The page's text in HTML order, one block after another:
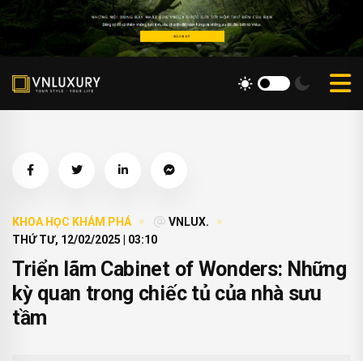
KHOA HỌC KHÁM PHÁ
VNLUX.
THỨ TƯ, 12/02/2025 | 03:10
Triển lãm Cabinet of Wonders: Những
kỳ quan trong chiếc tủ của nhà sưu
tầm